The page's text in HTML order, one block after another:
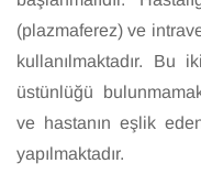
(plazmaferez) ve
kullanılmaktadır. Bu
üstünlüğü
ve hastanın eşlik
yapılmaktadır.